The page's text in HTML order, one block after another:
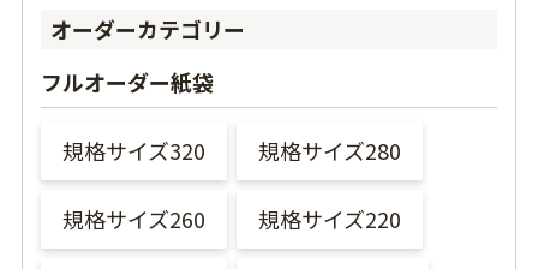
オーダーカテゴリー
フルオーダー紙袋
規格サイズ320 規格サイズ280
規格サイズ260 規格サイズ220